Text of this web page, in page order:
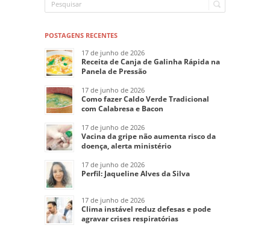
POSTAGENS RECENTES
17 de junho de 2026
Receita de Canja de Galinha Rápida na
Panela de Pressão
17 de junho de 2026
Como fazer Caldo Verde Tradicional
com Calabresa e Bacon
17 de junho de 2026
Vacina da gripe não aumenta risco da
doença, alerta ministério
17 de junho de 2026
Perfil: Jaqueline Alves da Silva
17 de junho de 2026
Clima instável reduz defesas e pode
agravar crises respiratórias